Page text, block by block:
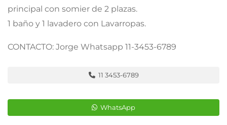
principal con somier de 2 plazas.
1 baño y 1 lavadero con Lavarropas.
CONTACTO: Jorge Whatsapp 11-3453-6789
11 3453-6789
WhatsApp